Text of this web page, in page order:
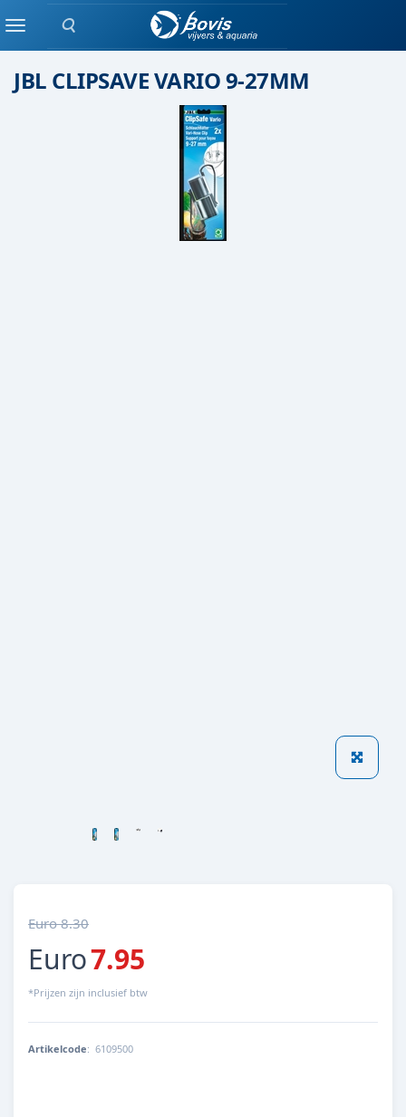
Zoeken
Menufilter toebehoren
JBL CLIPSAVE VARIO 9-27MM
Euro 8.30
Euro7.95
*Prijzen zijn inclusief btw
Artikelcode: 6109500